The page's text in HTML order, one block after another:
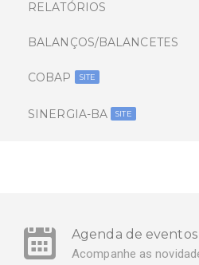
RELATÓRIOS
BALANÇOS/BALANCETES
COBAP SITE
SINERGIA-BA SITE
Agenda de eventos
Acompanhe as